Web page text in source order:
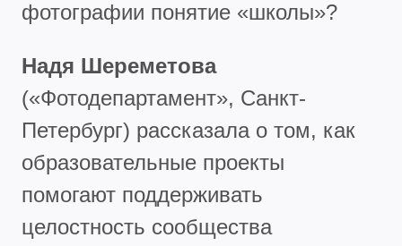
фотографии понятие «школы»?
Надя Шереметова
(«Фотодепартамент», Санкт-
Петербург) рассказала о том, как
образовательные проекты
помогают поддерживать
целостность сообщества